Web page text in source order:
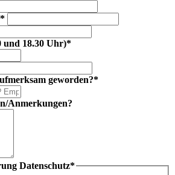
*
und 18.30 Uhr)*
geworden?*
Anmerkungen?
Datenschutz*